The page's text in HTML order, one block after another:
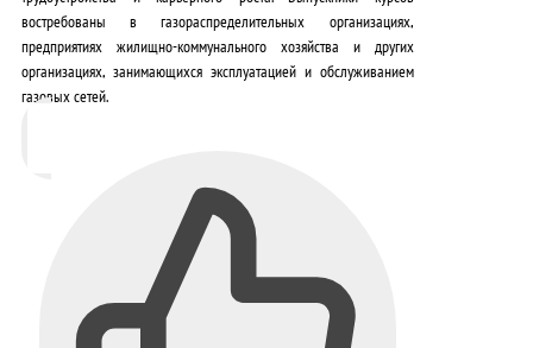
востребованы в газораспределительных организациях,
предприятиях жилищно-коммунального хозяйства и других
организациях, занимающихся эксплуатацией и обслуживанием
газовых сетей.